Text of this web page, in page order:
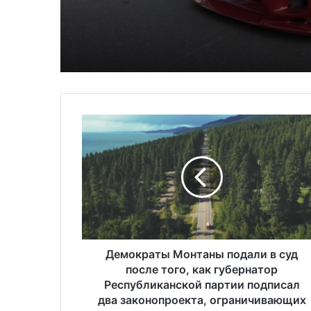
населения в США
Д
е
м
р
а
т
ы
Демократы Монтаны подали в суд
после того, как губернатор
Республиканской партии подписал
два законопроекта, ограничивающих